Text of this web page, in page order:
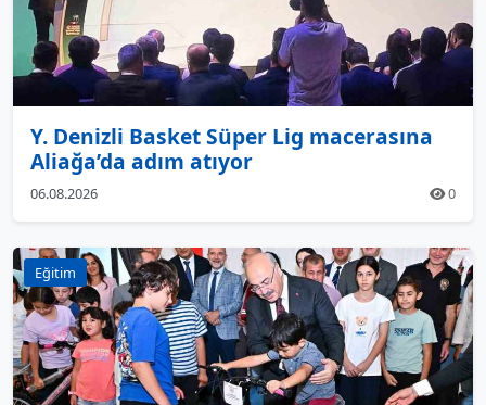
Y. Denizli Basket Süper Lig macerasına
Aliağa’da adım atıyor
06.08.2026 0
Eğitim